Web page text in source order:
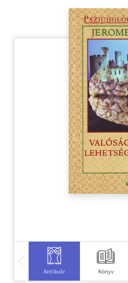
Hobbi, szabadidő
Szótár, nyelvkönyv
Tankönyv, segédkönyv
Társadalomtudomány
Természettudomány
Antikvár Könyv